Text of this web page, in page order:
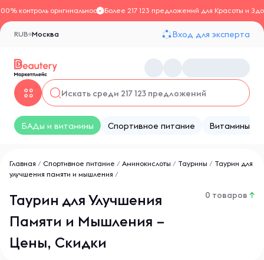
контроль оригинальностиБолее 217 123 предложений для Красоты и
Москва
RUB Вход для эксперта
БАДы и витамины Спортивное питание Витамины
Главная / Спортивное питание / Аминокислоты / Таурины / Таурин для
улучшения памяти и мышления /
Таурин для Улучшения
Памяти и Мышления –
Цены, Скидки
0 товаров ↑